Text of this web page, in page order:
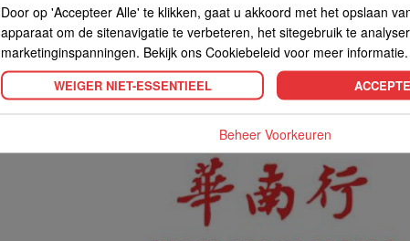
Door op 'Accepteer Alle' te klikken, gaat u akkoord met het opslaan
apparaat om de sitenavigatie te verbeteren, het sitegebruik te
marketinginspanningen. Bekijk ons Cookiebeleid voor meer informatie.
WEIGER NIET-ESSENTIEEL
Beheer Voorkeuren